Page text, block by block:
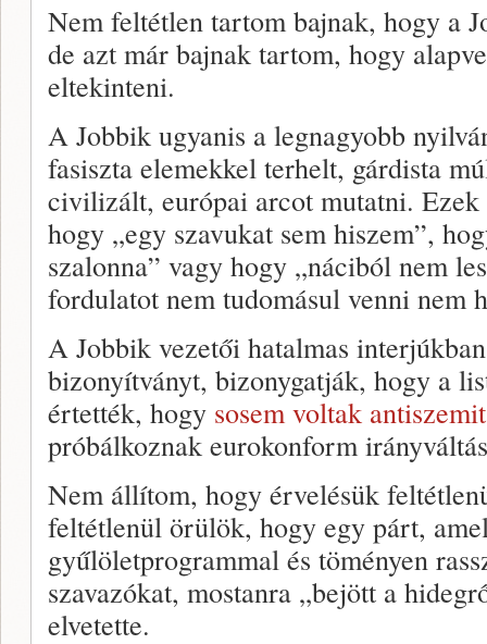
Nem feltétlen tartom bajnak, hogy a
de azt már bajnak tartom, hogy
eltekinteni.
A Jobbik ugyanis a legnagyobb
fasiszta elemekkel terhelt, gárdista
civilizált, európai arcot mutatni.
hogy „egy szavukat sem hiszem”,
szalonna” vagy hogy „náciból nem
fordulatot nem tudomásul venni nem
A Jobbik vezetői hatalmas
bizonyítványt, bizonygatják, hogy a
értették, hogy sosem voltak
próbálkoznak eurokonform
Nem állítom, hogy érvelésük
feltétlenül örülök, hogy egy párt,
gyűlöletprogrammal és töményen
szavazókat, mostanra „bejött a
elvetette.